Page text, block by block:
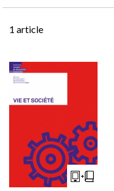
1 article